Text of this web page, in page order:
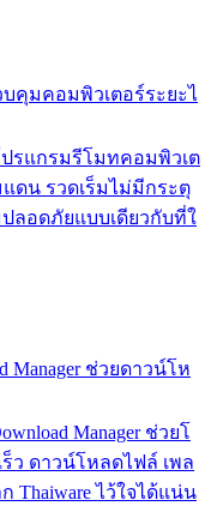
บคุมคอมพิวเตอร์ระยะไ
รแกรมรีโมทคอมพิวเต
ดน รวดเร็มไม่มีกระตุ
ลอดภัยแบบเดียวกับที่ใ
Manager ช่วยดาวน์โห
Manager ช่วยโ
ว ดาวน์โหลดไฟล์ เพล
Thaiware ไว้ใจได้แน่น